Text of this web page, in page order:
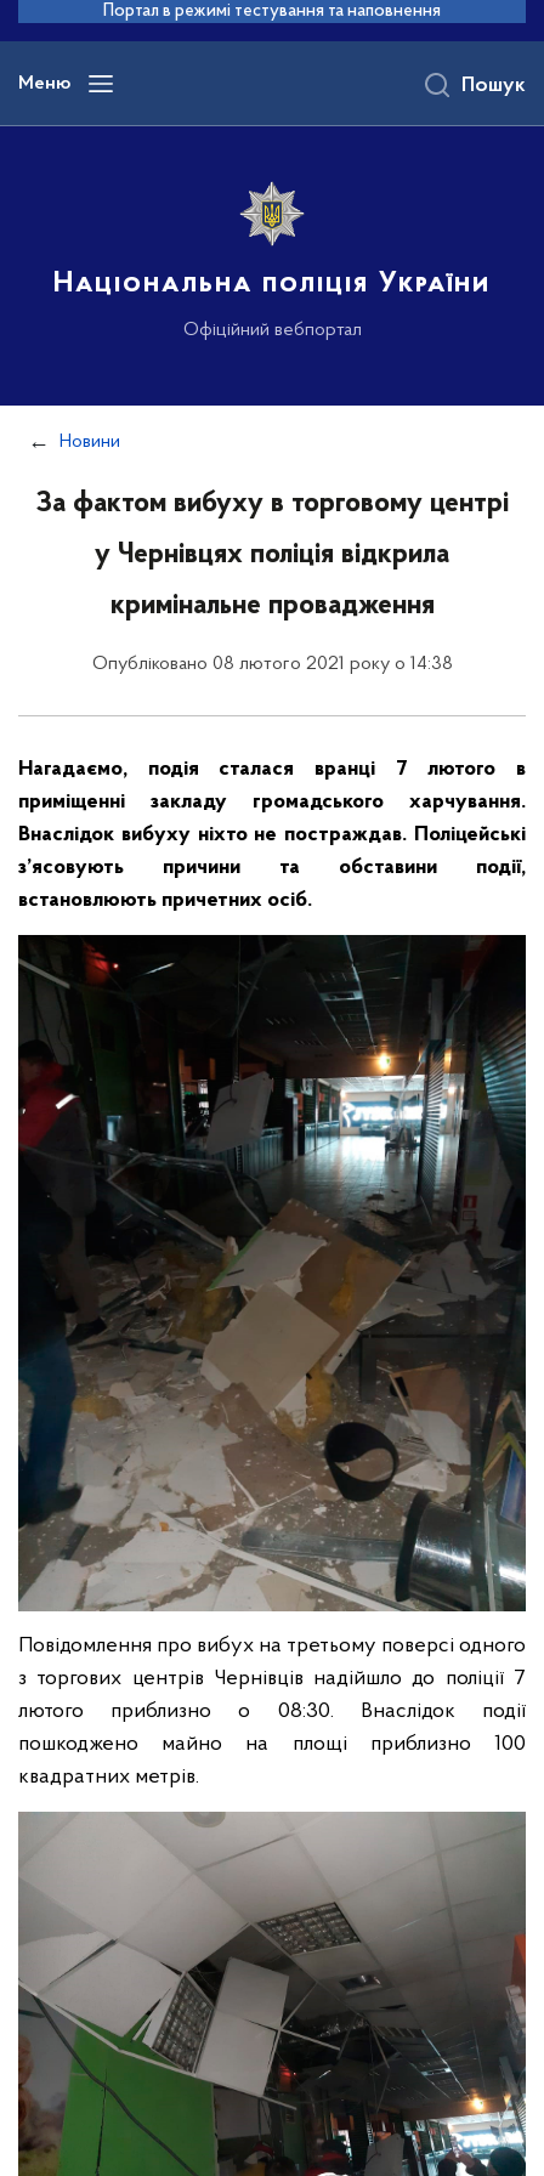
основного
вмісту
Портал в режимі тестування та наповнення
Меню
Національна поліція України
Офіційний вебпортал
Пошук
Новини
За фактом вибуху в торговому центрі
у Чернівцях поліція відкрила
кримінальне провадження
Опубліковано 08 лютого 2021 року о 14:38
Нагадаємо, подія сталася вранці 7 лютого в
приміщенні закладу громадського харчування.
Внаслідок вибуху ніхто не постраждав. Поліцейські
з’ясовують причини та обставини події,
встановлюють причетних осіб.
Повідомлення про вибух на третьому поверсі одного
з торгових центрів Чернівців надійшло до поліції 7
лютого приблизно о 08:30. Внаслідок події
пошкоджено майно на площі приблизно 100
квадратних метрів.